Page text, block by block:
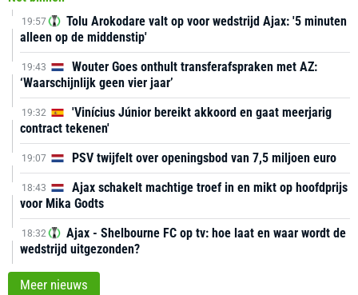
19:57
Tolu Arokodare valt op voor wedstrijd Ajax: '5 minuten
alleen op de middenstip'
19:43
Wouter Goes onthult transferafspraken met AZ:
‘Waarschijnlijk geen vier jaar’
19:32
'Vinícius Júnior bereikt akkoord en gaat meerjarig
contract tekenen'
19:07 PSV twijfelt over openingsbod van 7,5 miljoen euro
18:43
Ajax schakelt machtige troef in en mikt op hoofdprijs
voor Mika Godts
18:32
Ajax - Shelbourne FC op tv: hoe laat en waar wordt de
wedstrijd uitgezonden?
Meer nieuws